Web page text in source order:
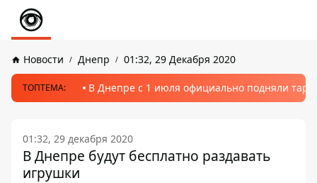
Новости Днепр 01:32, 29 Декабря 2020
ТОПТЕМА: В Днепре с 1 июля официально подняли
01:32, 29 декабря 2020
В Днепре будут бесплатно раздавать
игрушки